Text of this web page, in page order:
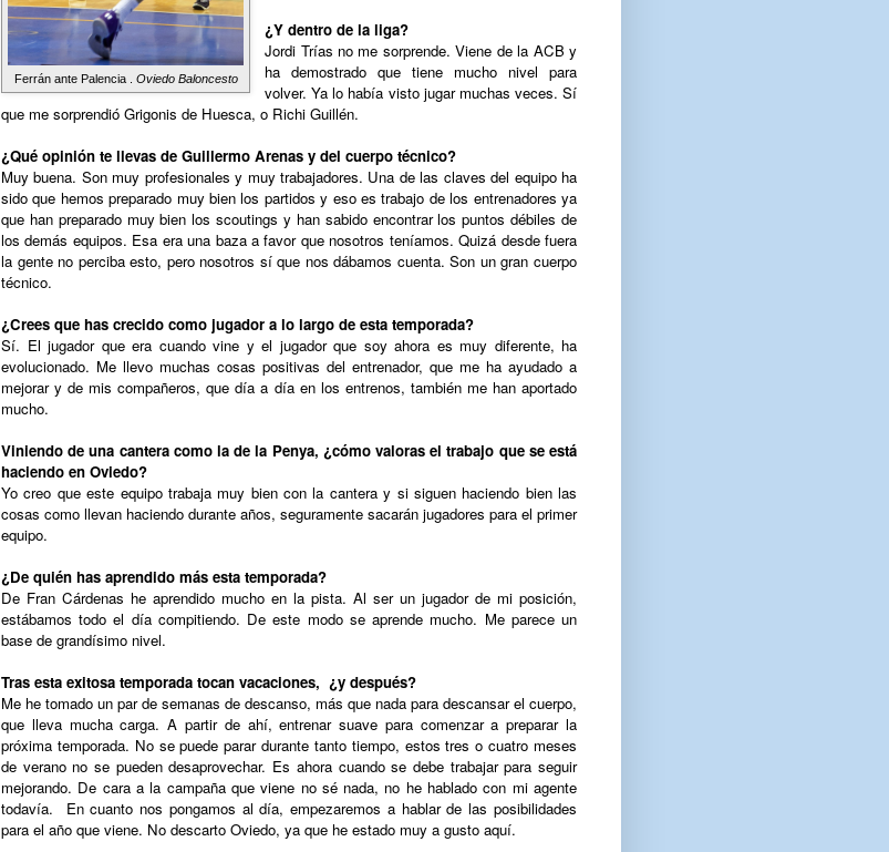
Ferrán ante Palencia . Oviedo Baloncesto
¿Y dentro de la liga?
Jordi Trías no me sorprende. Viene de la ACB y
ha demostrado que tiene mucho nivel para
volver. Ya lo había visto jugar muchas veces. Sí
que me sorprendió Grigonis de Huesca, o Richi Guillén.
¿Qué opinión te llevas de Guillermo Arenas y del cuerpo técnico?
Muy buena. Son muy profesionales y muy trabajadores. Una de las claves del equipo ha
sido que hemos preparado muy bien los partidos y eso es trabajo de los entrenadores ya
que han preparado muy bien los scoutings y han sabido encontrar los puntos débiles de
los demás equipos. Esa era una baza a favor que nosotros teníamos. Quizá desde fuera
la gente no perciba esto, pero nosotros sí que nos dábamos cuenta. Son un gran cuerpo
técnico.
¿Crees que has crecido como jugador a lo largo de esta temporada?
Sí. El jugador que era cuando vine y el jugador que soy ahora es muy diferente, ha
evolucionado. Me llevo muchas cosas positivas del entrenador, que me ha ayudado a
mejorar y de mis compañeros, que día a día en los entrenos, también me han aportado
mucho.
Viniendo de una cantera como la de la Penya, ¿cómo valoras el trabajo que se está
haciendo en Oviedo?
Yo creo que este equipo trabaja muy bien con la cantera y si siguen haciendo bien las
cosas como llevan haciendo durante años, seguramente sacarán jugadores para el primer
equipo.
¿De quién has aprendido más esta temporada?
De Fran Cárdenas he aprendido mucho en la pista. Al ser un jugador de mi posición,
estábamos todo el día compitiendo. De este modo se aprende mucho. Me parece un
base de grandísimo nivel.
Tras esta exitosa temporada tocan vacaciones, ¿y después?
Me he tomado un par de semanas de descanso, más que nada para descansar el cuerpo,
que lleva mucha carga. A partir de ahí, entrenar suave para comenzar a preparar la
próxima temporada. No se puede parar durante tanto tiempo, estos tres o cuatro meses
de verano no se pueden desaprovechar. Es ahora cuando se debe trabajar para seguir
mejorando. De cara a la campaña que viene no sé nada, no he hablado con mi agente
todavía. En cuanto nos pongamos al día, empezaremos a hablar de las posibilidades
para el año que viene. No descarto Oviedo, ya que he estado muy a gusto aquí.